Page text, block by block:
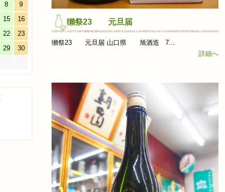
8
9
15
16
22
23
29
30
獺祭23 元旦届
獺祭23 元旦届 山口県 旭酒造 7...
詳細へ